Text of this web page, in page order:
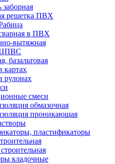
заборная
решетка ПВХ
в ПВХ
вытяжная
ЦПВС
базальтовая
картах
рулонах
смеси
обмазочная
проникающая
пластификаторы
кладочные